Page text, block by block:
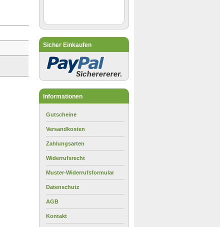
Sicher Einkaufen
Informationen
Gutscheine
Versandkosten
Zahlungsarten
Widerrufsrecht
Muster-Widerrufsformular
Datenschutz
AGB
Kontakt